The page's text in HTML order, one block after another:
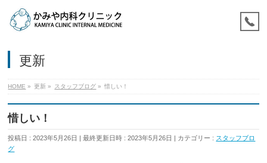
更新
HOME » 更新 » スタッフブログ » 惜しい！
惜しい！
投稿日 : 2023年5月26日 最終更新日時 : 2023年5月26日 カテゴリー : スタッフブロ
グ